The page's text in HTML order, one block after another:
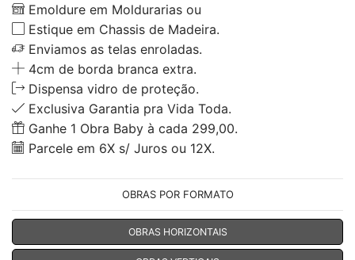
Emoldure em Moldurarias ou
Estique em Chassis de Madeira.
Enviamos as telas enroladas.
4cm de borda branca extra.
Dispensa vidro de proteção.
Exclusiva Garantia pra Vida Toda.
Ganhe 1 Obra Baby à cada 299,00.
Parcele em 6X s/ Juros ou 12X.
OBRAS POR FORMATO
OBRAS HORIZONTAIS